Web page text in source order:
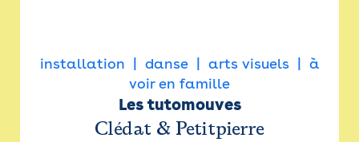
installation danse arts visuels
à
voir en famille
Les tutomouves
Clédat & Petitpierre